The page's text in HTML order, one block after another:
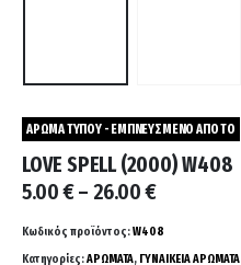
ΑΡΩΜΑ ΤΥΠΟΥ - ΕΜΠΝΕΥΣΜΕΝΟ ΑΠΟ ΤΟ
LOVE SPELL (2000) W408
5.00€– 26.00€Price
5.00 €
through
Κωδικός προϊόντος:W408
Κατηγορίες:ΑΡΩΜΑΤΑ, ΓΥΝΑΙΚΕΙΑ ΑΡΩΜΑΤΑ